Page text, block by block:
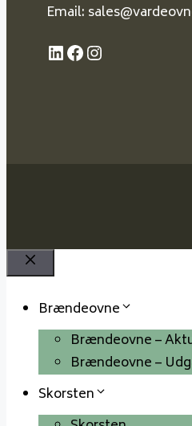
Email:
LinkedIn
Facebook
Instagram
Luk
Brændeovne
Brændeovne –
Brændeovne –
Skorsten